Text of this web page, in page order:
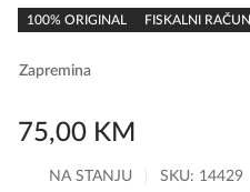
rating
100% ORIGINAL FISKALNI RAČUN
Zapremina
75,00 KM
NA STANJU SKU: 14429